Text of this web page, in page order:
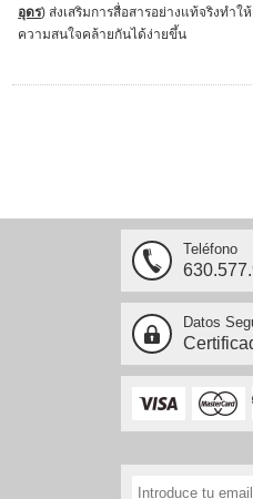
อุดร) ส่งเสริมการสื่อสารอย่างแท้จริงทํ
ความสนใจคล้ายกันได้ง่ายขึ้น
Teléfono
Datos